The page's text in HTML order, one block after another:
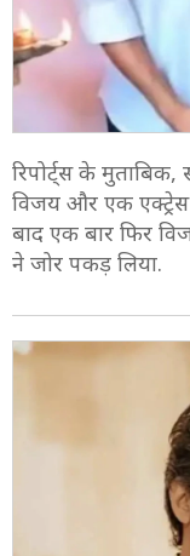
रिपोर्ट्स के मुताबिक,
विजय और एक
बाद एक बार फिर
ने जोर पकड़ लिया.